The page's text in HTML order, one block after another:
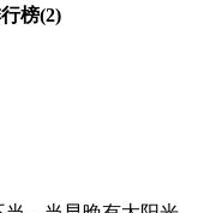
榜(2)